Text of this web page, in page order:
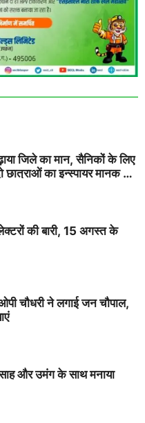
जिले का मान, सैनिकों के लिए
छात्राओं का इन्स्पायर मानक में
की बारी, 15 अगस्त के
चौधरी ने लगाई जन चौपाल,
और उमंग के साथ मनाया